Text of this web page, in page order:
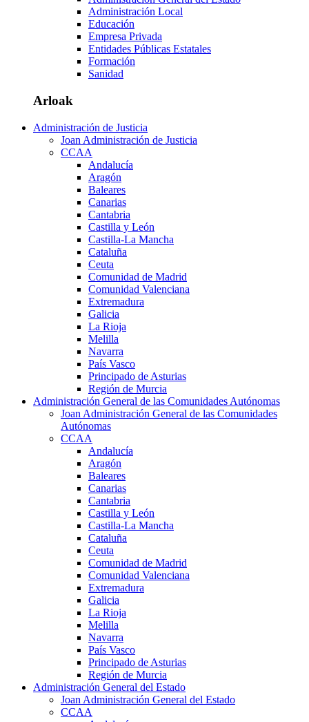
Administración Local
Educación
Empresa Privada
Entidades Públicas Estatales
Formación
Sanidad
Arloak
Administración de Justicia
Joan Administración de Justicia
CCAA
Andalucía
Aragón
Baleares
Canarias
Cantabria
Castilla y León
Castilla-La Mancha
Cataluña
Ceuta
Comunidad de Madrid
Comunidad Valenciana
Extremadura
Galicia
La Rioja
Melilla
Navarra
País Vasco
Principado de Asturias
Región de Murcia
Administración General de las Comunidades Autónomas
Joan Administración General de las Comunidades
Autónomas
CCAA
Andalucía
Aragón
Baleares
Canarias
Cantabria
Castilla y León
Castilla-La Mancha
Cataluña
Ceuta
Comunidad de Madrid
Comunidad Valenciana
Extremadura
Galicia
La Rioja
Melilla
Navarra
País Vasco
Principado de Asturias
Región de Murcia
Administración General del Estado
Joan Administración General del Estado
CCAA